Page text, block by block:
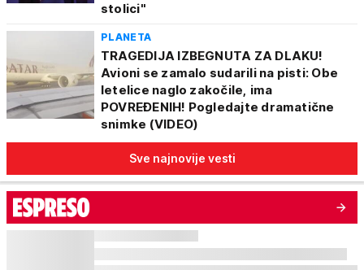
stolici"
PLANETA
TRAGEDIJA IZBEGNUTA ZA DLAKU!
Avioni se zamalo sudarili na pisti: Obe
letelice naglo zakočile, ima
POVREĐENIH! Pogledajte dramatične
snimke (VIDEO)
Sve najnovije vesti